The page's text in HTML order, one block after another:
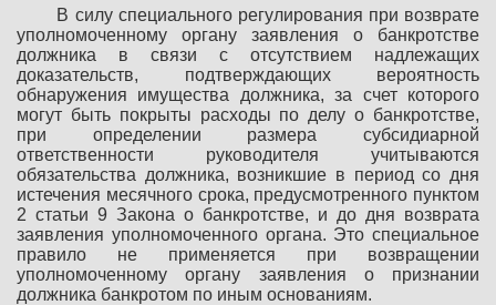
В силу специального регулирования при возврате
уполномоченному органу заявления о банкротстве
должника в связи с отсутствием надлежащих
доказательств, подтверждающих вероятность
обнаружения имущества должника, за счет которого
могут быть покрыты расходы по делу о банкротстве,
при определении размера субсидиарной
ответственности руководителя учитываются
обязательства должника, возникшие в период со дня
истечения месячного срока, предусмотренного пунктом
2 статьи 9 Закона о банкротстве, и до дня возврата
заявления уполномоченного органа. Это специальное
правило не применяется при возвращении
уполномоченному органу заявления о признании
должника банкротом по иным основаниям.